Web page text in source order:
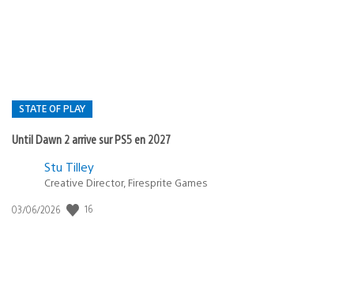
STATE OF PLAY
Until Dawn 2 arrive sur PS5 en 2027
Postée
:
state
Stu Tilley
Creative Director, Firesprite Games
Date
03/06/2026 16